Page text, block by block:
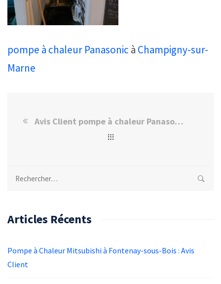
pompe à chaleur Panasonic à Champigny-sur-
Marne
Avis Client pompe à chaleur Panasonic à Champigny-sur-Marne
Rechercher :
Articles Récents
Pompe à Chaleur Mitsubishi à Fontenay-sous-Bois : Avis
Client